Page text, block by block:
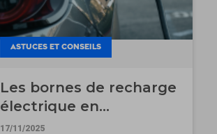
ASTUCES ET CONSEILS
Les bornes de recharge
électrique en
copropriété : mode
17/11/2025